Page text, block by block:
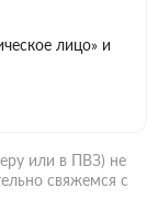
лицо» и
или в ПВЗ) не
свяжемся с